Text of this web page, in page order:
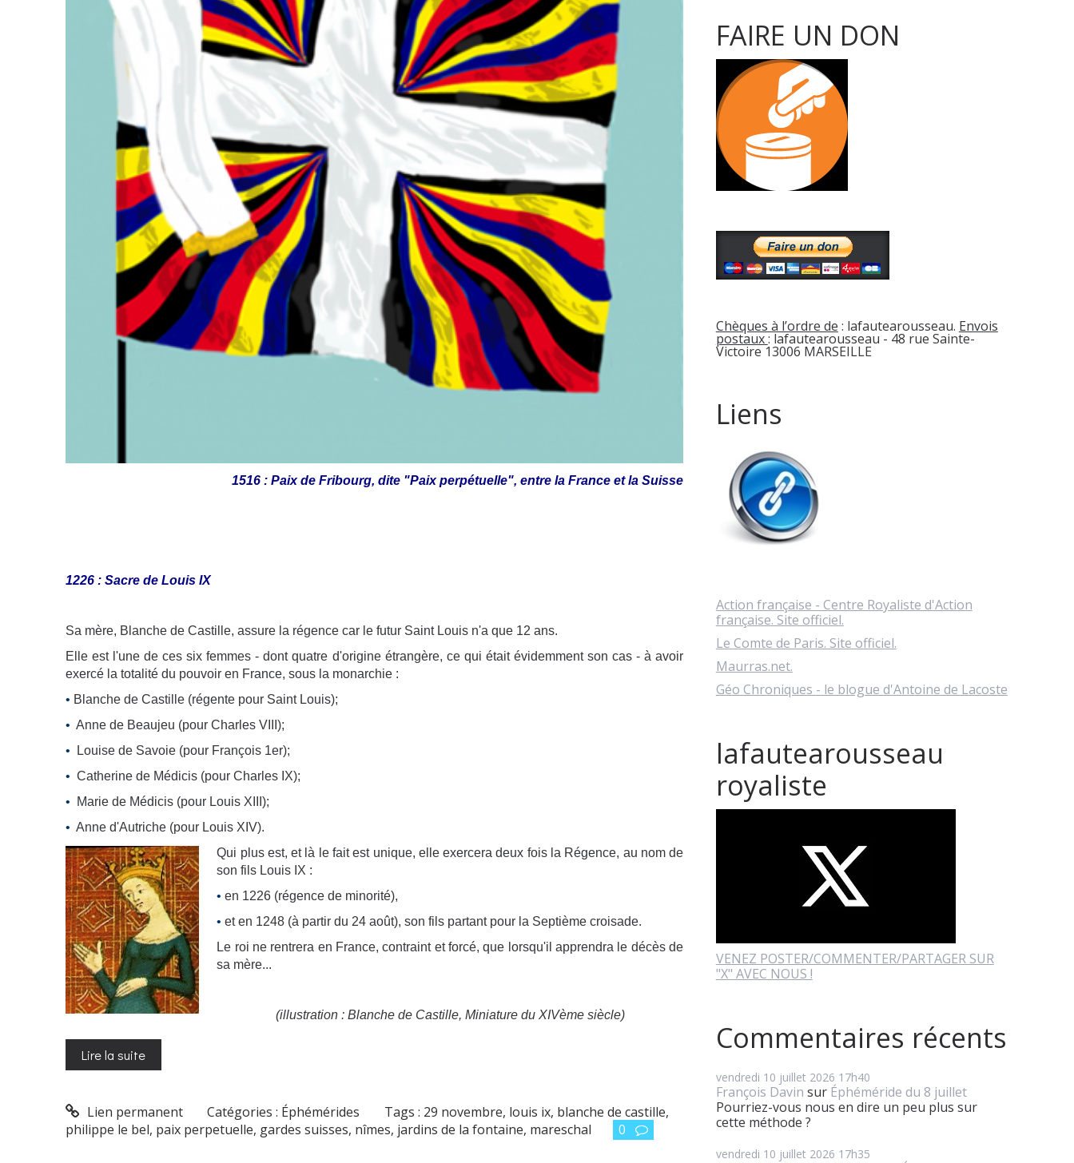
1516 : Paix de Fribourg, dite "Paix perpétuelle", entre la France et la Suisse
1226 : Sacre de Louis IX
Sa mère, Blanche de Castille, assure la régence car le futur Saint Louis n'a que 12 ans.
Elle est l'une de ces six femmes - dont quatre d'origine étrangère, ce qui était évidemment son cas - à avoir
exercé la totalité du pouvoir en France, sous la monarchie :
• Blanche de Castille (régente pour Saint Louis);
• Anne de Beaujeu (pour Charles VIII);
• Louise de Savoie (pour François 1er);
• Catherine de Médicis (pour Charles IX);
•
Marie de Médicis (pour Louis XIII);
• Anne d'Autriche (pour Louis XIV).
Qui plus est, et là le fait est unique, elle exercera deux fois la Régence, au nom de
son fils Louis IX :
• en 1226 (régence de minorité),
• et en 1248 (à partir du 24 août), son fils partant pour la Septième croisade.
Le roi ne rentrera en France, contraint et forcé, que lorsqu'il apprendra le décès de
sa mère...
(illustration : Blanche de Castille, Miniature du XIVème siècle)
Lire la suite
Lien permanent Catégories : Éphémérides Tags : 29 novembre, louis ix, blanche de castille,
philippe le bel, paix perpetuelle, gardes suisses, nîmes, jardins de la fontaine, mareschal 0
FAIRE UN DON
Chèques à l’ordre de : lafautearousseau. Envois
postaux: lafautearousseau - 48 rue Sainte-
Victoire 13006 MARSEILLE
Liens
Action française - Centre Royaliste d'Action
française. Site officiel.
Le Comte de Paris. Site officiel.
Maurras.net.
Géo Chroniques - le blogue d'Antoine de Lacoste
lafautearousseau
royaliste
VENEZ POSTER/COMMENTER/PARTAGER SUR
"X" AVEC NOUS !
Commentaires récents
vendredi 10 juillet 2026 17h40
François Davin sur Éphéméride du 8 juillet
Pourriez-vous nous en dire un peu plus sur
cette méthode ?
vendredi 10 juillet 2026 17h35